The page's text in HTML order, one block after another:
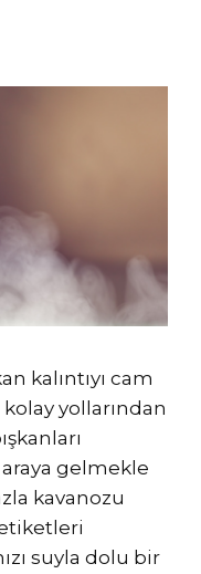
kalıntıyı cam
yollarından
gelmekle
kavanozu
suyla dolu bir